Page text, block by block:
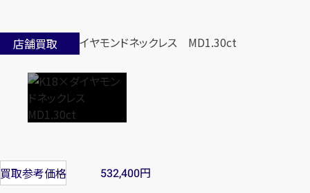
店舗買取
買取参考価格 532,400円